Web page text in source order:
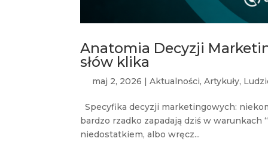
Anatomia Decyzji
słów klika
maj 2, 2026 |Aktualności,Artykuły,
Specyfika decyzji marketingowych:
bardzo rzadko zapadają dziś w warunkach
niedostatkiem, albo wręcz...